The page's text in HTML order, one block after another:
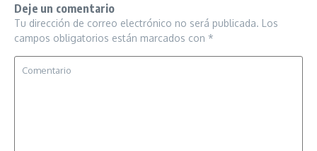
Deje un comentario
Tu dirección de correo electrónico no será publicada. Los
campos obligatorios están marcados con *